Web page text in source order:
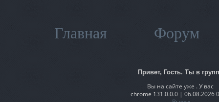
Главная Форум
Привет, Гость. Ты в
Вы на сайте уже . У вас
chrome 131.0.0.0 | 06.08.2026